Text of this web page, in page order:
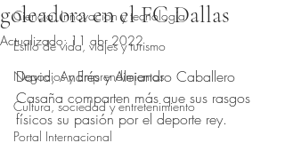
Ciencia, Innovacion y tecnología
Estilo de vida, viajes y turismo
Negocios y Emprendimientos
Cultura, sociedad y entretenimiento
Portal Internacional
goleadora en el FC Dallas
Actualizado: 11 abr 2022
Obtuvo NaN de 5 estrellas.
David, Andrés y Alejandro Caballero
Casaña comparten más que sus rasgos
físicos su pasión por el deporte rey.